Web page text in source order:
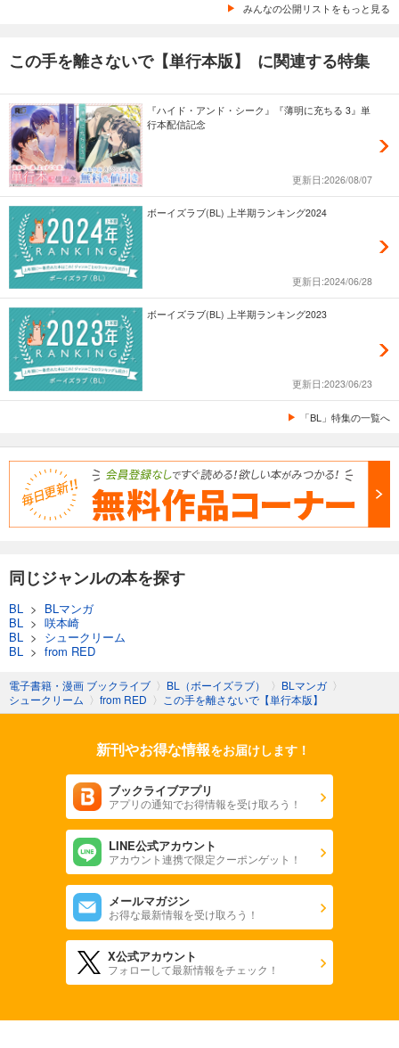
みんなの公開リストをもっと見る
この手を離さないで【単行本版】 に関連する特集
『ハイド・アンド・シーク』『薄明に充ちる 3』単
行本配信記念
更新日:2026/08/07
ボーイズラブ(BL) 上半期ランキング2024
更新日:2024/06/28
ボーイズラブ(BL) 上半期ランキング2023
更新日:2023/06/23
「BL」特集の一覧へ
同じジャンルの本を探す
BL > BLマンガ
BL
> 咲本崎
BL
> シュークリーム
BL
> from RED
電子書籍・漫画 ブックライブ 〉 BL（ボーイズラブ） 〉 BLマンガ 〉
シュークリーム 〉 from RED 〉 この手を離さないで【単行本版】
新刊やお得な情報をお届けします！
ブックライブアプリ
アプリの通知でお得情報を受け取ろう！
LINE公式アカウント
アカウント連携で限定クーポンゲット！
メールマガジン
お得な最新情報を受け取ろう！
X公式アカウント
フォローして最新情報をチェック！